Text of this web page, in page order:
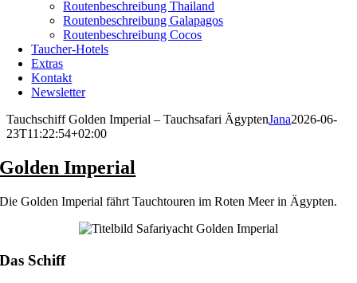
Routenbeschreibung Thailand
Routenbeschreibung Galapagos
Routenbeschreibung Cocos
Taucher-Hotels
Extras
Kontakt
Newsletter
Tauchschiff Golden Imperial – Tauchsafari ÄgyptenJana2026-06-
23T11:22:54+02:00
Golden Imperial
Die Golden Imperial fährt Tauchtouren im Roten Meer in Ägypten.
Das Schiff